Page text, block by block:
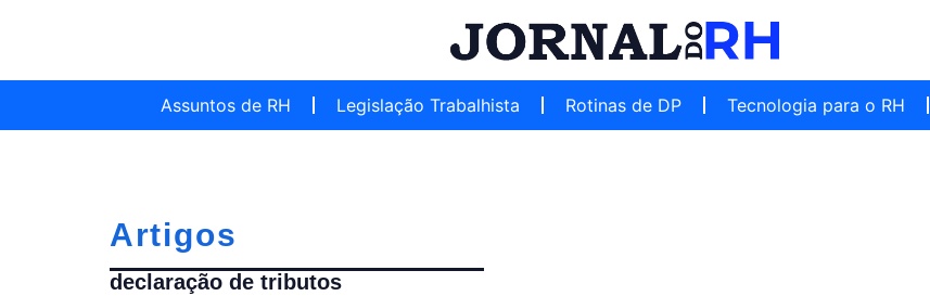
Assuntos de RH Legislação Trabalhista Rotinas de DP Tecnologia para o RH
Artigos
declaração de tributos